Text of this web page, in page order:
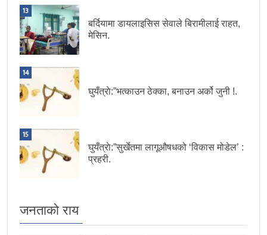
13
बर्दियामा डायलाइसिस सेवाले बिरामीलाई राहत,
मेसिन.
14
घुयँत्राे:”भत्काउन ठेक्का, बनाउन अर्को जुनी !.
15
घुयँत्राे:”सुर्खेतमा लागूऔषधको ‘विकास मोडेल’ :
प्रहरी.
जनताको राय